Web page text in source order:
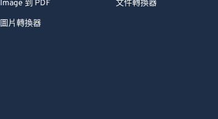
Image 到 PDF
圖片轉換器
文件轉換器